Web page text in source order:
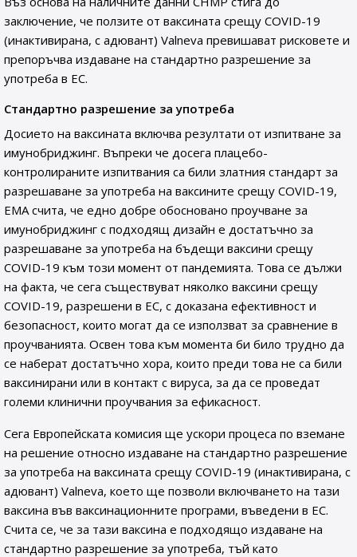
заключение, че ползите от ваксината срещу COVID-19
(инактивирана, с адювант) Valneva превишават рисковете и
препоръчва издаване на стандартно разрешение за
употреба в ЕС.
Стандартно разрешение за употреба
Досието на ваксината включва резултати от изпитване за
имунобриджинг. Въпреки че досега плацебо-
контролираните изпитвания са били златния стандарт за
разрешаване за употреба на ваксините срещу COVID-19,
EMA счита, че едно добре обосновано проучване за
имунобриджинг с подходящ дизайн е достатъчно за
разрешаване за употреба на бъдещи ваксини срещу
COVID-19 към този момент от пандемията. Това се дължи
на факта, че сега съществуват няколко ваксини срещу
COVID-19, разрешени в ЕС, с доказана ефективност и
безопасност, които могат да се използват за сравнение в
проучванията. Освен това към момента би било трудно да
се наберат достатъчно хора, които преди това не са били
ваксинирани или в контакт с вируса, за да се проведат
големи клинични проучвания за ефикасност.
Сега Европейската комисия ще ускори процеса по вземане
на решение относно издаване на стандартно разрешение
за употреба на ваксината срещу COVID-19 (инактивирана, с
адювант) Valneva, което ще позволи включването на тази
ваксина във ваксинационните програми, въведени в ЕС.
Счита се, че за тази ваксина е подходящо издаване на
стандартно разрешение за употреба, тъй като